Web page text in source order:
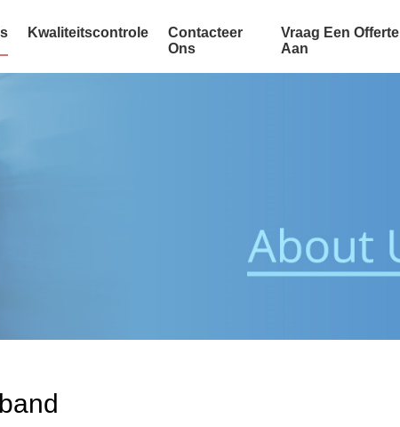
Kwaliteitscontrole
Contacteer
Ons
Vraag Een Offerte
Aan